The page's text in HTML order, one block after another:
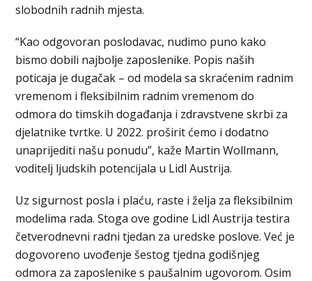
slobodnih radnih mjesta.
“Kao odgovoran poslodavac, nudimo puno kako
bismo dobili najbolje zaposlenike. Popis naših
poticaja je dugačak – od modela sa skraćenim radnim
vremenom i fleksibilnim radnim vremenom do
odmora do timskih događanja i zdravstvene skrbi za
djelatnike tvrtke. U 2022. proširit ćemo i dodatno
unaprijediti našu ponudu”, kaže Martin Wollmann,
voditelj ljudskih potencijala u Lidl Austrija.
Uz sigurnost posla i plaću, raste i želja za fleksibilnim
modelima rada. Stoga ove godine Lidl Austrija testira
četverodnevni radni tjedan za uredske poslove. Već je
dogovoreno uvođenje šestog tjedna godišnjeg
odmora za zaposlenike s paušalnim ugovorom. Osim